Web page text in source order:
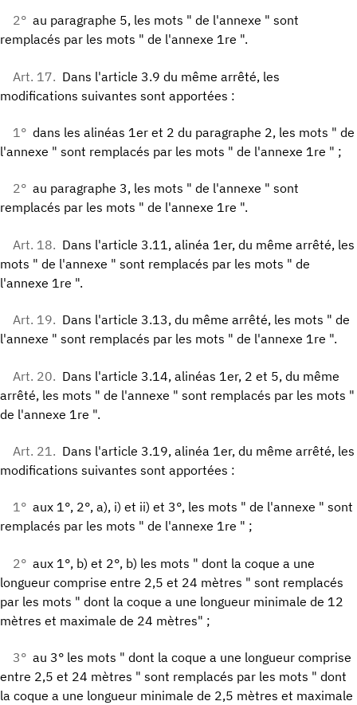
2° au paragraphe 5, les mots " de l'annexe " sont
remplacés par les mots " de l'annexe 1re ".
Art. 17. Dans l'article 3.9 du même arrêté, les
modifications suivantes sont apportées :
1° dans les alinéas 1er et 2 du paragraphe 2, les mots " de
l'annexe " sont remplacés par les mots " de l'annexe 1re " ;
2° au paragraphe 3, les mots " de l'annexe " sont
remplacés par les mots " de l'annexe 1re ".
Art. 18. Dans l'article 3.11, alinéa 1er, du même arrêté, les
mots " de l'annexe " sont remplacés par les mots " de
l'annexe 1re ".
Art. 19. Dans l'article 3.13, du même arrêté, les mots " de
l'annexe " sont remplacés par les mots " de l'annexe 1re ".
Art. 20. Dans l'article 3.14, alinéas 1er, 2 et 5, du même
arrêté, les mots " de l'annexe " sont remplacés par les mots "
de l'annexe 1re ".
Art. 21. Dans l'article 3.19, alinéa 1er, du même arrêté, les
modifications suivantes sont apportées :
1° aux 1°, 2°, a), i) et ii) et 3°, les mots " de l'annexe " sont
remplacés par les mots " de l'annexe 1re " ;
2° aux 1°, b) et 2°, b) les mots " dont la coque a une
longueur comprise entre 2,5 et 24 mètres " sont remplacés
par les mots " dont la coque a une longueur minimale de 12
mètres et maximale de 24 mètres" ;
3° au 3° les mots " dont la coque a une longueur comprise
entre 2,5 et 24 mètres " sont remplacés par les mots " dont
la coque a une longueur minimale de 2,5 mètres et maximale